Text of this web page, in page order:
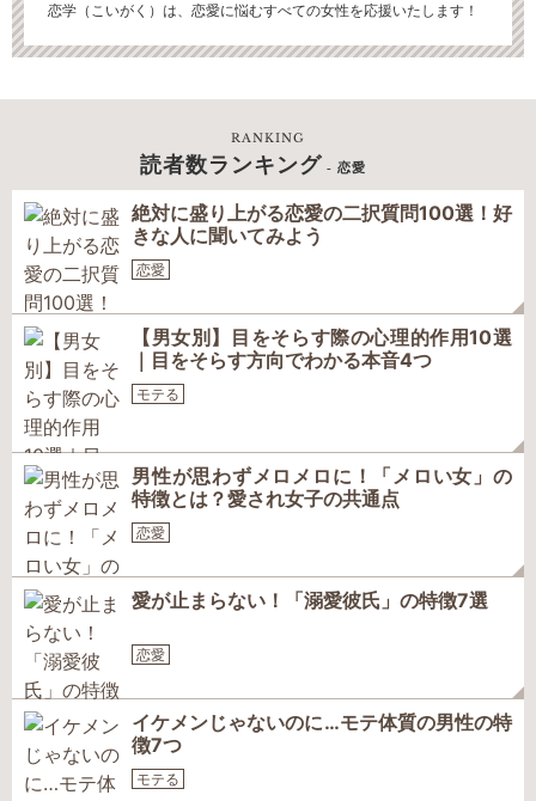
恋学（こいがく）は、恋愛に悩むすべての女性を応援いたします！
RANKING
読者数ランキング - 恋愛
絶対に盛り上がる恋愛の二択質問100選！好
きな人に聞いてみよう
恋愛
【男女別】目をそらす際の心理的作用10選
｜目をそらす方向でわかる本音4つ
モテる
男性が思わずメロメロに！「メロい女」の
特徴とは？愛され女子の共通点
恋愛
愛が止まらない！「溺愛彼氏」の特徴7選
恋愛
イケメンじゃないのに…モテ体質の男性の特
徴7つ
モテる